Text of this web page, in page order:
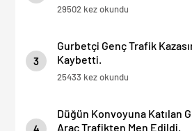
29502 kez okundu
3
Gurbetçi Genç Trafik
Kaybetti.
25433 kez okundu
Düğün Konvoyuna Katılan
Araç Trafikten Men Edildi.